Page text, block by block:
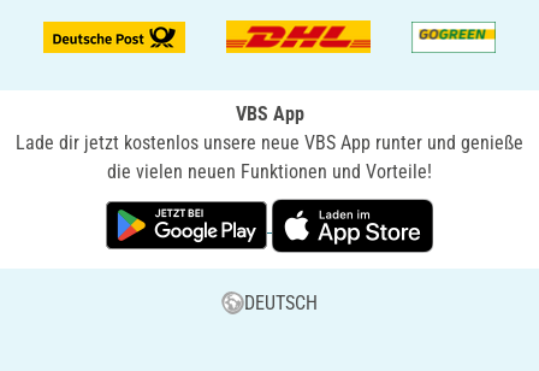
VBS App
Lade dir jetzt kostenlos unsere neue VBS App runter und genieße
die vielen neuen Funktionen und Vorteile!
DEUTSCH